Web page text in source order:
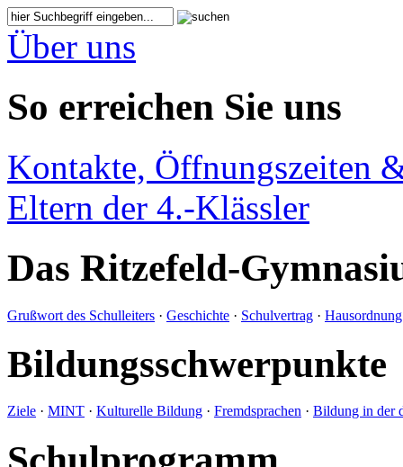
Über uns
So erreichen Sie uns
Kontakte, Öffnungszeiten
Eltern der 4.-Klässler
Das Ritzefeld-
Grußwort des Schulleiters · Geschichte · Schulvertrag · Hausordnung
Bildungsschwerpunkte
Ziele · MINT · Kulturelle Bildung · Fremdsprachen · Bildung in der